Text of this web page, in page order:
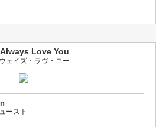
Love You
ェイズ・ラヴ・ユー
ースト